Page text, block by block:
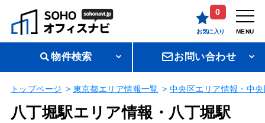
0
お気に入り MENU
物件検索 お問い合わせ
トップページ 東京都エリア情報一覧 中央区エリア情報・中
八丁堀駅エリア情報・八丁堀駅